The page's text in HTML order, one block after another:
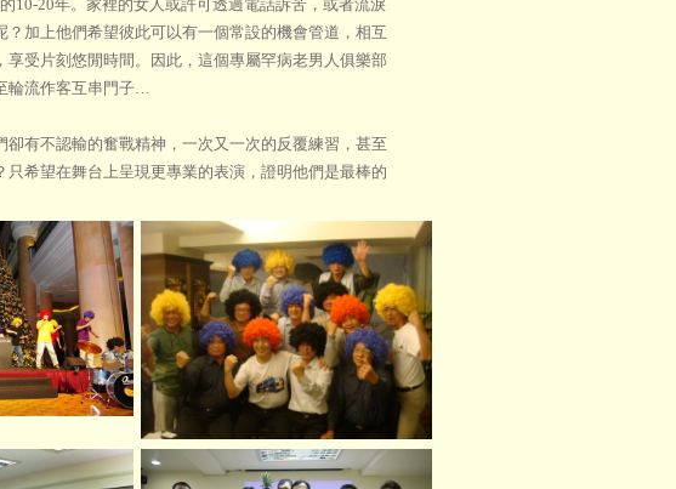
10-20年。家裡的女人或許可透過電話訴苦，或者流淚
加上他們希望彼此可以有一個常設的機會管道，相互
受片刻悠閒時間。因此，這個專屬罕病老男人俱樂部
輪流作客互串門子…
有不認輸的奮戰精神，一次又一次的反覆練習，甚至
希望在舞台上呈現更專業的表演，證明他們是最棒的